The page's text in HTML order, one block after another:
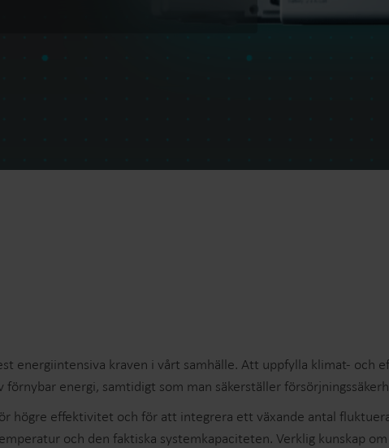
effektiv förvaltning av vatten.
och effektiv
Lösningar för undermätning
uppföljning och effektiv resurshantering.
energiintensiva kraven i vårt samhälle. Att uppfylla klimat- och
energi, samtidigt som man säkerställer
högre effektivitet och för att integrera ett växande antal
och den faktiska systemkapaciteten. Verklig kunskap